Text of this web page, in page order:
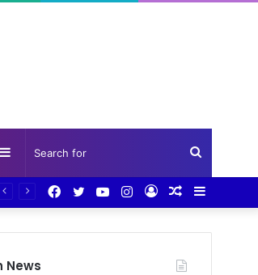
Search
for
Sidebar
Sidebar
Random
Log
Instagram
YouTube
Twitter
Facebook
News